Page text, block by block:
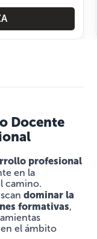
Docente
profesional
en la
camino.
dominar la
formativas,
el ámbito